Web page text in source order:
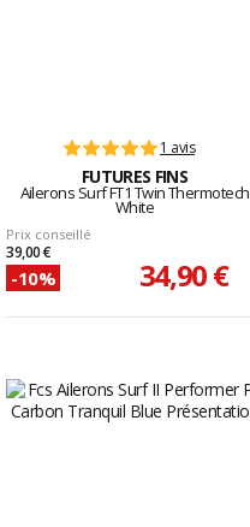
1 avis
FUTURES FINS
Ailerons Surf FT1 Twin Thermotech
White
Prix conseillé
39,00 €
-10% 34,90 €